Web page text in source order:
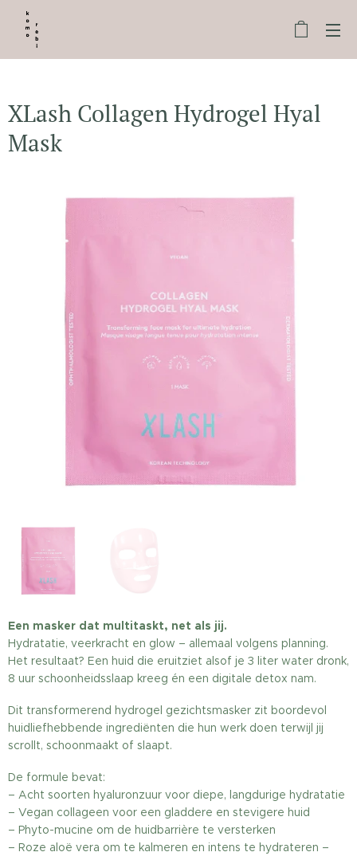
XLash Collagen Hydrogel Hyal
Mask
Een masker dat multitaskt, net als jij.
Hydratatie, veerkracht en glow – allemaal volgens planning.
Het resultaat? Een huid die eruitziet alsof je 3 liter water dronk,
8 uur schoonheidsslaap kreeg én een digitale detox nam.
Dit transformerend hydrogel gezichtsmasker zit boordevol
huidliefhebbende ingrediënten die hun werk doen terwijl jij
scrollt, schoonmaakt of slaapt.
De formule bevat:
– Acht soorten hyaluronzuur voor diepe, langdurige hydratatie
– Vegan collageen voor een gladdere en stevigere huid
– Phyto-mucine om de huidbarrière te versterken
– Roze aloë vera om te kalmeren en intens te hydrateren –